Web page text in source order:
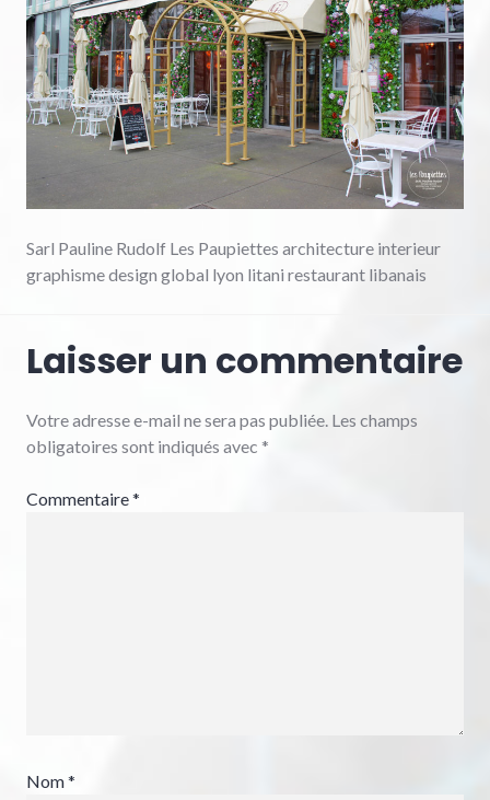
Sarl Pauline Rudolf Les Paupiettes architecture interieur
graphisme design global lyon litani restaurant libanais
Laisser un commentaire
Votre adresse e-mail ne sera pas publiée. Les champs
obligatoires sont indiqués avec *
Commentaire*
Nom*